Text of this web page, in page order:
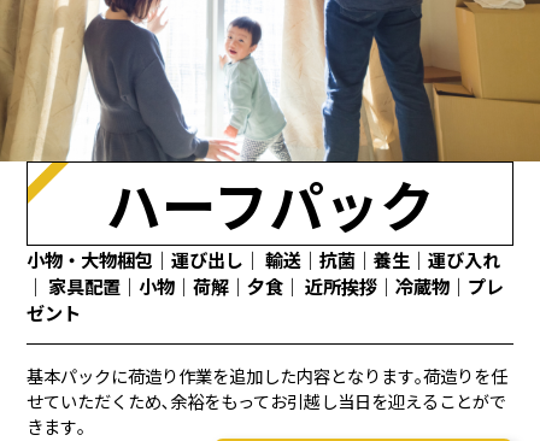
ハーフパック
小物・大物梱包｜運び出し｜ 輸送｜抗菌｜養生｜運び入れ
｜ 家具配置｜小物｜荷解｜夕食｜ 近所挨拶｜冷蔵物｜プレ
ゼント
基本パックに荷造り作業を追加した内容となります｡荷造りを任
せていただくため､余裕をもってお引越し当日を迎えることがで
きます｡